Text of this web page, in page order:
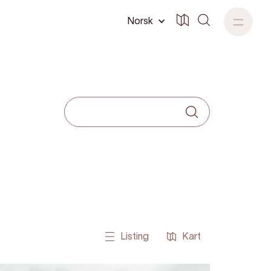
Norsk
Listing Kart